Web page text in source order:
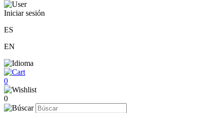
Iniciar sesión
ES
EN
0
0